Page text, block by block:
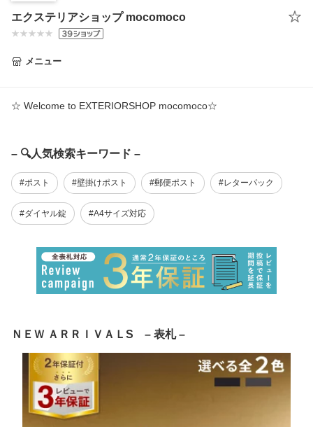
エクステリアショップ mocomoco
メニュー
☆ Welcome to EXTERIORSHOP mocomoco☆
– 🔍人気検索キーワード –
#ポスト #壁掛けポスト #郵便ポスト #レターパック
#ダイヤル錠 #A4サイズ対応
ＮＥＷ ＡＲＲＩＶＡＬS – 表札 –